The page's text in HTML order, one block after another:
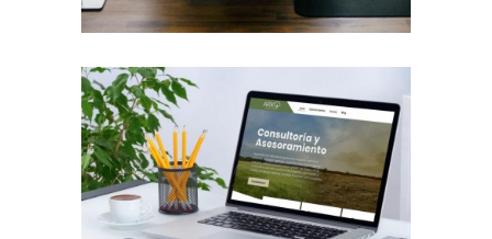
Diseño Web a Medida para Consultora
Trabajos Web